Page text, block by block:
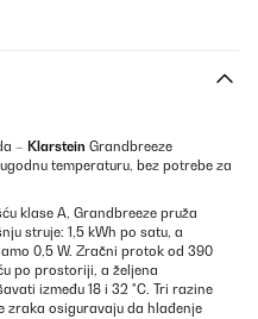
– Klarstein Grandbreeze
temperaturu, bez potrebe za
klase A, Grandbreeze pruža
struje: 1,5 kWh po satu, a
0,5 W. Zračni protok od 390
po prostoriji, a željena
između 18 i 32 °C. Tri razine
zraka osiguravaju da hlađenje